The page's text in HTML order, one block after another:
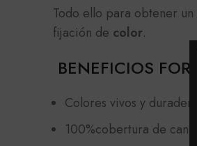
Todo ello para obtener un
fijación de color.
BENEFICIOS
Colores vivos y
100%cobertura de canas.